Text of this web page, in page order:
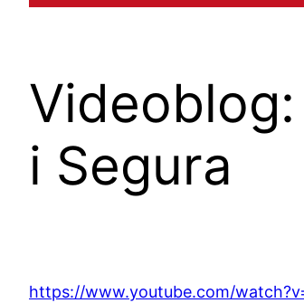
i Segura
https://www.youtube.com/